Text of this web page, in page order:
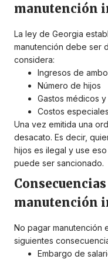
manutención
La ley de Georgia
manutención debe ser
considera:
Ingresos de
Número de hijos
Gastos médicos
Costos
Una vez emitida una
desacato. Es decir,
hijos es ilegal y use
puede ser sancionado.
manutención
No pagar manutención
siguientes
Embargo de